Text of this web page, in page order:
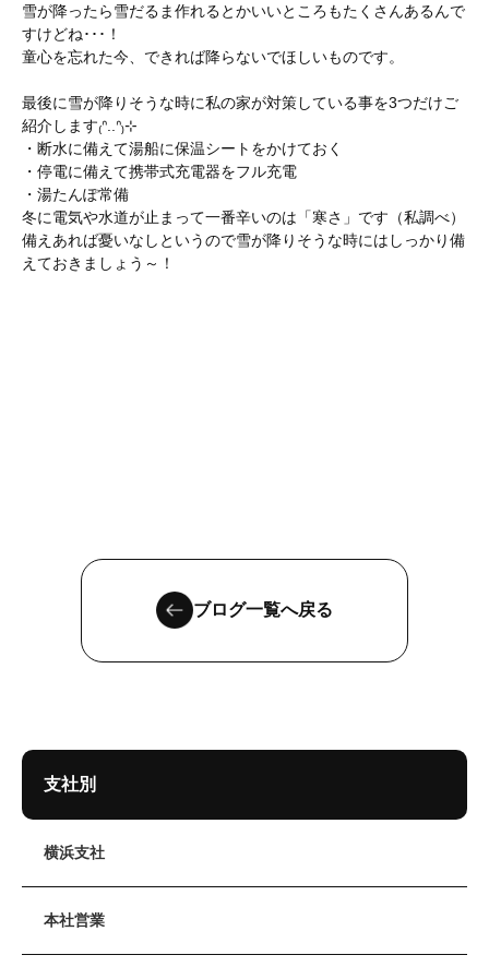
雪が降ったら雪だるま作れるとかいいところもたくさんあるんで
すけどね･･･！
童心を忘れた今、できれば降らないでほしいものです。
最後に雪が降りそうな時に私の家が対策している事を3つだけご
紹介します₍ᐢ..ᐢ₎⊹
・断水に備えて湯船に保温シートをかけておく
・停電に備えて携帯式充電器をフル充電
・湯たんぽ常備
冬に電気や水道が止まって一番辛いのは「寒さ」です（私調べ）
備えあれば憂いなしというので雪が降りそうな時にはしっかり備
えておきましょう～！
ブログ一覧へ戻る
支社別
横浜支社
本社営業